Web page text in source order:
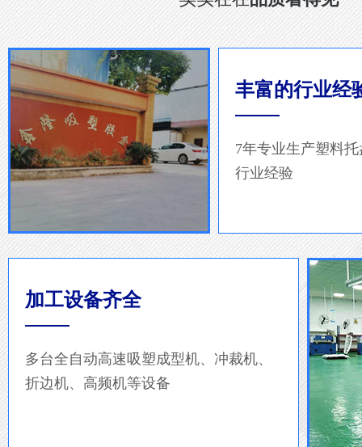
丰富的行业经
7年专业生产塑料
行业经验
加工设备齐全
多台全自动高速吸塑成型机、冲裁机、
折边机、高频机等设备